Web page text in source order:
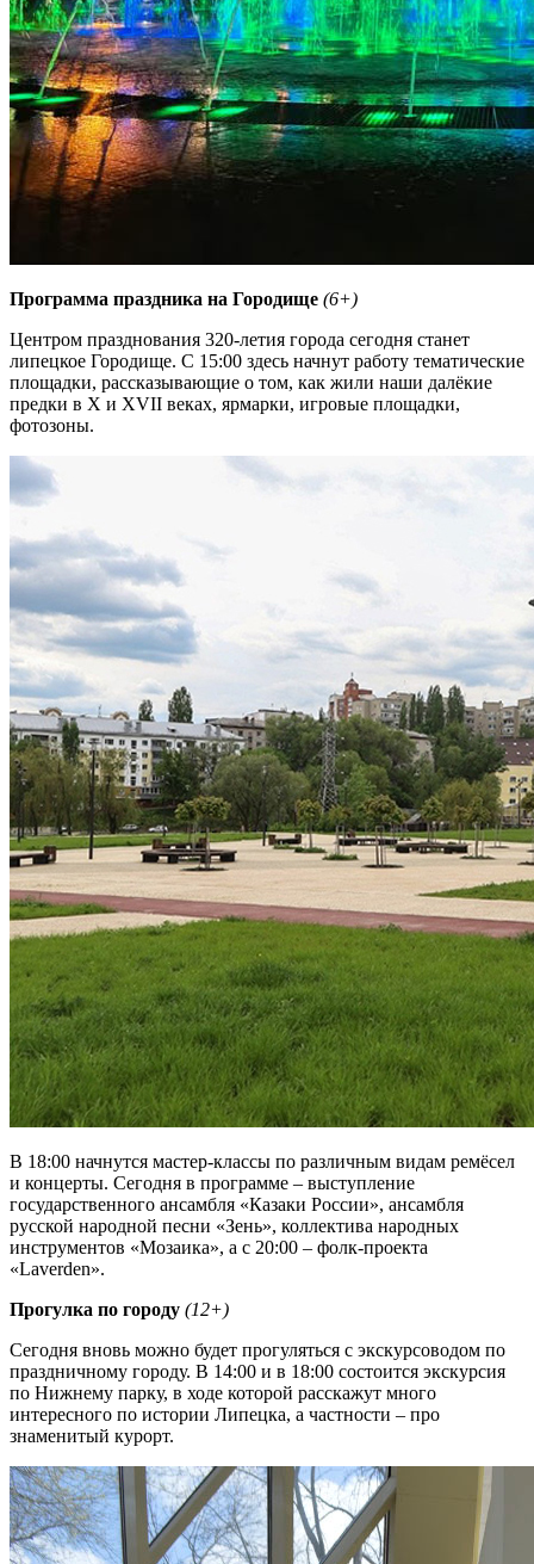
Программа праздника на Городище (6+)
Центром празднования 320-летия города сегодня станет
липецкое Городище. С 15:00 здесь начнут работу тематические
площадки, рассказывающие о том, как жили наши далёкие
предки в X и XVII веках, ярмарки, игровые площадки,
фотозоны.
В 18:00 начнутся мастер-классы по различным видам ремёсел
и концерты. Сегодня в программе – выступление
государственного ансамбля «Казаки России», ансамбля
русской народной песни «Зень», коллектива народных
инструментов «Мозаика», а с 20:00 – фолк-проекта
«Laverden».
Прогулка по городу (12+)
Сегодня вновь можно будет прогуляться с экскурсоводом по
праздничному городу. В 14:00 и в 18:00 состоится экскурсия
по Нижнему парку, в ходе которой расскажут много
интересного по истории Липецка, а частности – про
знаменитый курорт.